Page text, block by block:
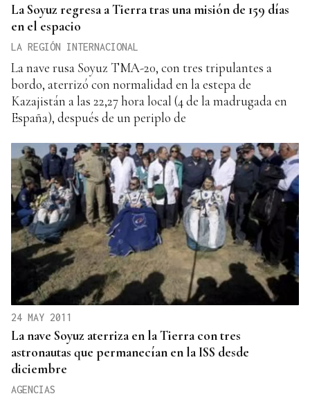
La Soyuz regresa a Tierra tras una misión de 159 días
en el espacio
LA REGIÓN INTERNACIONAL
La nave rusa Soyuz TMA-20, con tres tripulantes a
bordo, aterrizó con normalidad en la estepa de
Kazajistán a las 22,27 hora local (4 de la madrugada en
España), después de un periplo de
24 MAY 2011
La nave Soyuz aterriza en la Tierra con tres
astronautas que permanecían en la ISS desde
diciembre
AGENCIAS